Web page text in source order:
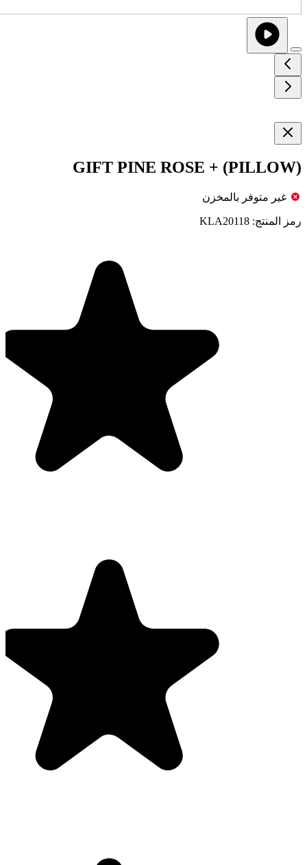
GIFT PINE ROSE + (PILLOW)
غير متوفر بالمخزن
رمز المنتج: KLA20118